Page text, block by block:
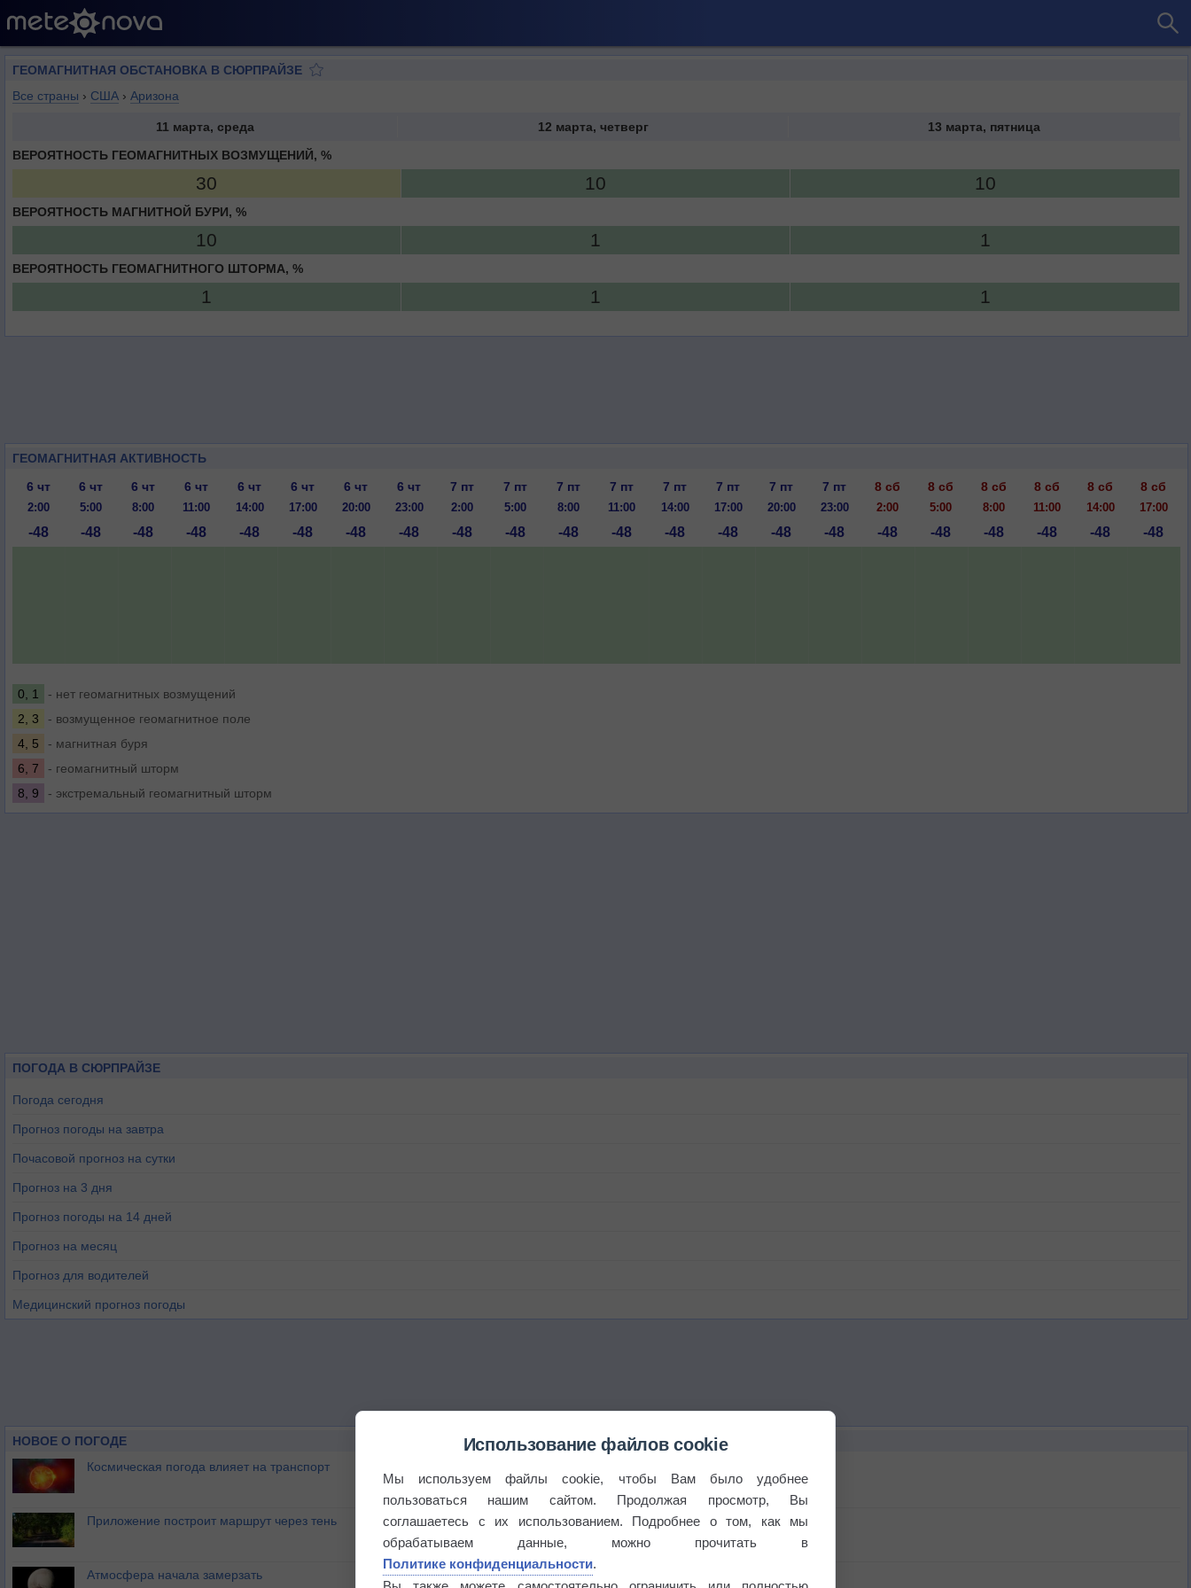
ГЕОМАГНИТНАЯ ОБСТАНОВКА В СЮРПРАЙЗЕ
Все страны › США › Аризона
11 марта, среда 12 марта, четверг
13 марта, пятница
ВЕРОЯТНОСТЬ ГЕОМАГНИТНЫХ ВОЗМУЩЕНИЙ, %
30 10 10
ВЕРОЯТНОСТЬ МАГНИТНОЙ БУРИ, %
10 1 1
ВЕРОЯТНОСТЬ ГЕОМАГНИТНОГО ШТОРМА, %
1 1 1
ГЕОМАГНИТНАЯ АКТИВНОСТЬ
6 чт
6 чт 6 чт 6 чт 6 чт 6 чт 6 чт 6 чт 7 пт 7 пт 7 пт 7 пт 7 пт 7 пт 7 пт 7 пт 8 сб 8 сб 8 сб 8 сб 8 сб 8 сб
2:00 5:00 8:00 11:00 14:00 17:00 20:00 23:00 2:00 5:00 8:00 11:00 14:00 17:00 20:00 23:00 2:00 5:00 8:00 11:00 14:00 17:00
-48 -48 -48 -48 -48 -48 -48 -48 -48 -48 -48 -48 -48 -48 -48 -48 -48 -48 -48 -48 -48 -48
0, 1
- нет геомагнитных возмущений
2, 3
- возмущенное геомагнитное поле
4, 5
- магнитная буря
6, 7
- геомагнитный шторм
8, 9
- экстремальный геомагнитный шторм
ПОГОДА В СЮРПРАЙЗЕ
Погода сегодня
Прогноз погоды на завтра
Почасовой прогноз на сутки
Прогноз на 3 дня
Прогноз погоды на 14 дней
Прогноз на месяц
Прогноз для водителей
Медицинский прогноз погоды
НОВОЕ О ПОГОДЕ
Космическая погода влияет на транспорт
Приложение построит маршрут через тень
Атмосфера начала замерзать
Использование файлов cookie
Мы используем файлы cookie, чтобы Вам было удобнее
пользоваться нашим сайтом. Продолжая просмотр, Вы
соглашаетесь с их использованием. Подробнее о том, как мы
обрабатываем данные, можно прочитать в
Политике конфиденциальности.